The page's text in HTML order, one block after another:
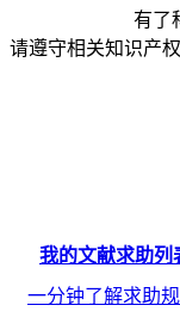
有了
请遵守相关知识产
我的文献求助列
一分钟了解求助规